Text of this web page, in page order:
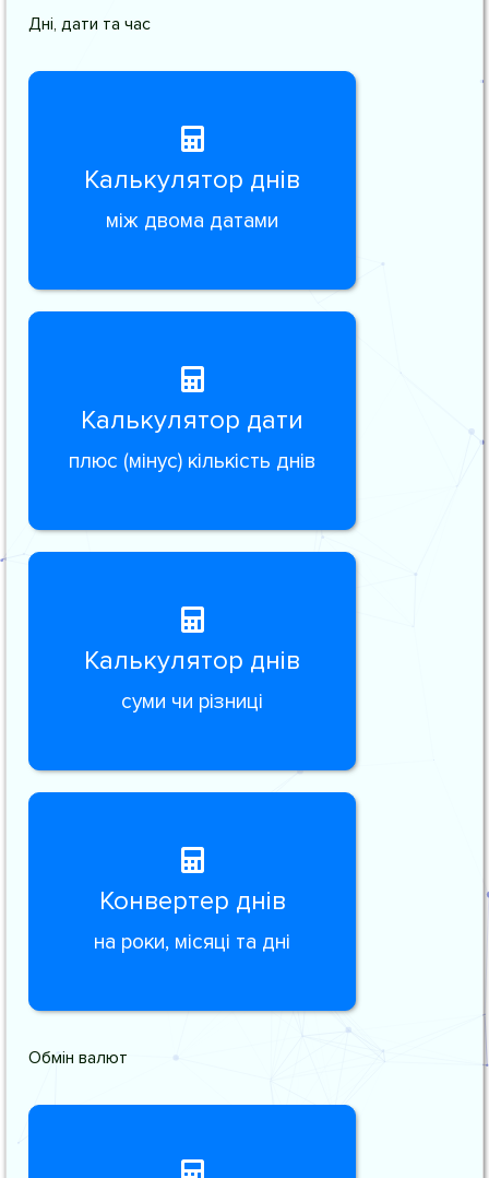
Дні, дати та час
Калькулятор днів
між двома датами
Калькулятор дати
плюс (мінус) кількість днів
Калькулятор днів
суми чи різниці
Конвертер днів
на роки, місяці та дні
Обмін валют